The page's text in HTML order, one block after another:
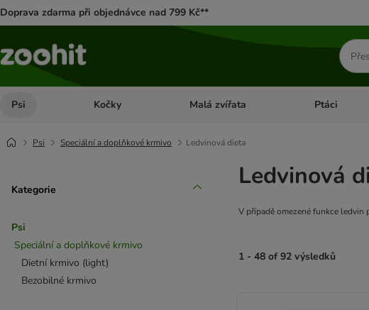
Doprava zdarma při objednávce nad 799 Kč**
Hledat
Psi Otevřít menu: Psi
Kočky Otevřít menu: Kočky
Malá zvířata Otevřít menu:
Ptáci
Psi Speciální a doplňkové krmivo Ledvinová dieta
Kategorie
Psi
Speciální a doplňkové krmivo
Dietní krmivo (light)
Bezobilné krmivo
Ledvinová
V případě omezené funkce
1 - 48 of 92 výsledků